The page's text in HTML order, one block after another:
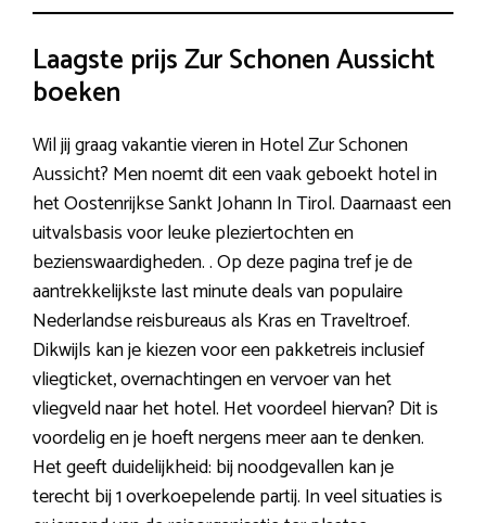
Laagste prijs Zur Schonen Aussicht
boeken
Wil jij graag vakantie vieren in Hotel Zur Schonen
Aussicht? Men noemt dit een vaak geboekt hotel in
het Oostenrijkse Sankt Johann In Tirol. Daarnaast een
uitvalsbasis voor leuke pleziertochten en
bezienswaardigheden. . Op deze pagina tref je de
aantrekkelijkste last minute deals van populaire
Nederlandse reisbureaus als Kras en Traveltroef.
Dikwijls kan je kiezen voor een pakketreis inclusief
vliegticket, overnachtingen en vervoer van het
vliegveld naar het hotel. Het voordeel hiervan? Dit is
voordelig en je hoeft nergens meer aan te denken.
Het geeft duidelijkheid: bij noodgevallen kan je
terecht bij 1 overkoepelende partij. In veel situaties is